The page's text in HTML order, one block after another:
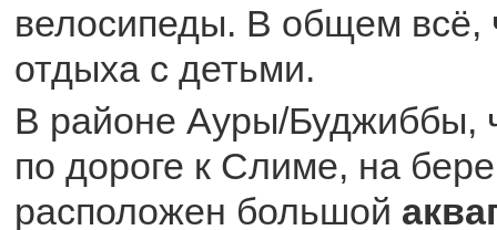
велосипеды. В общем всё,
отдыха с детьми.
В районе Ауры/Буджиббы,
по дороге к Слиме, на
расположен большой